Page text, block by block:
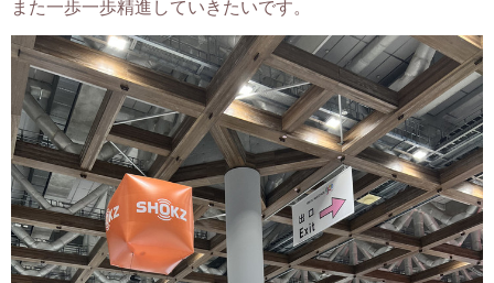
また一歩一歩精進していきたいです。